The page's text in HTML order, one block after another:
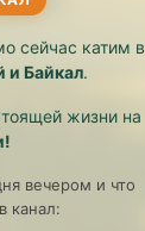
сейчас катим в
и Байкал.
жизни на
вечером и что
канал: